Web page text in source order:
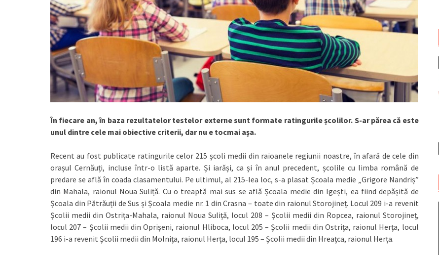
În fiecare an, în baza rezultatelor testelor externe sunt formate ratingurile școlilor. S-ar părea că este
unul dintre cele mai obiective criterii, dar nu e tocmai așa.
Recent au fost publicate ratingurile celor 215 școli medii din raioanele regiunii noastre, în afară de cele din
orașul Cernăuți, incluse într-o listă aparte. Și iarăși, ca și în anul precedent, școlile cu limba română de
predare se află în coada clasamentului. Pe ultimul, al 215-lea loc, s-a plasat Școala medie „Grigore Nandriș”
din Mahala, raionul Noua Suliță. Cu o treaptă mai sus se află Școala medie din Igești, ea fiind depășită de
Școala din Pătrăuții de Sus și Școala medie nr. 1 din Crasna – toate din raionul Storojineț. Locul 209 i-a revenit
Școlii medii din Ostrița-Mahala, raionul Noua Suliță, locul 208 – Școlii medii din Ropcea, raionul Storojineț,
locul 207 – Școlii medii din Oprișeni, raionul Hliboca, locul 205 – Școlii medii din Ostrița, raionul Herța, locul
196 i-a revenit Școlii medii din Molnița, raionul Herța, locul 195 – Școlii medii din Hreațca, raionul Herța.